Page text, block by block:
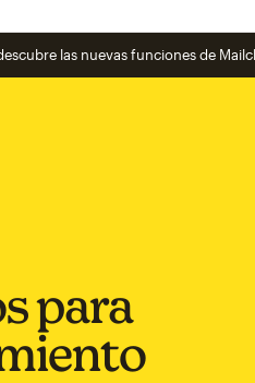
las nuevas funciones de
para